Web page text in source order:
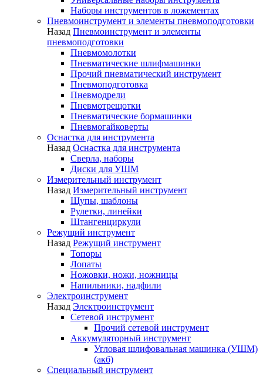
Наборы инструментов в ложементах
Пневмоинструмент и элементы пневмоподготовки
Назад Пневмоинструмент и элементы
пневмоподготовки
Пневмомолотки
Пневматические шлифмашинки
Прочий пневматический инструмент
Пневмоподготовка
Пневмодрели
Пневмотрещотки
Пневматические бормашинки
Пневмогайковерты
Оснастка для инструмента
Назад Оснастка для инструмента
Сверла, наборы
Диски для УШМ
Измерительный инструмент
Назад Измерительный инструмент
Щупы, шаблоны
Рулетки, линейки
Штангенциркули
Режущий инструмент
Назад Режущий инструмент
Топоры
Лопаты
Ножовки, ножи, ножницы
Напильники, надфили
Электроинструмент
Назад Электроинструмент
Сетевой инструмент
Прочий сетевой инструмент
Аккумуляторный инструмент
Угловая шлифовальная машинка (УШМ)
(акб)
Специальный инструмент